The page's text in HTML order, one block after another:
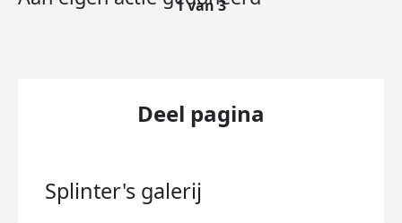
1 van 3
Deel pagina
Splinter's galerij